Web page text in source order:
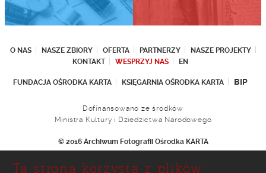
O NAS NASZE ZBIORY OFERTA PARTNERZY
NASZE PROJEKTY
KONTAKT
WESPRZYJ NAS EN
FUNDACJA OŚRODKA KARTA KSIĘGARNIA OŚRODKA KARTA BIP
Dofinansowano ze środków
Ministra Kultury i Dziedzictwa Narodowego
© 2016 Archiwum Fotografii Ośrodka KARTA
Ul. Narbutta 29